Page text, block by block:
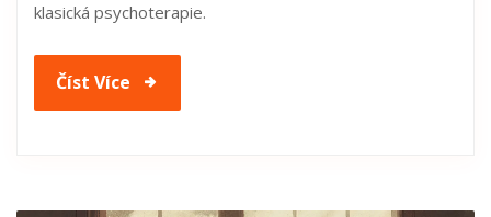
klasická psychoterapie.
Číst Více